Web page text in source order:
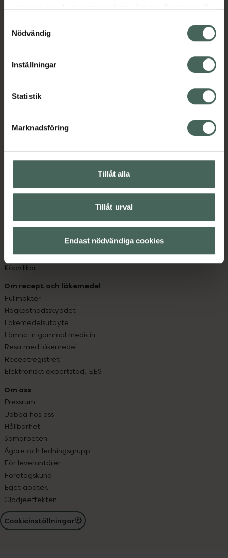
återkalla ditt samtycke via webbplatsens
cookieinställningar. Ett återkallat samtycke påverkar inte
lagligheten av behandling som skett innan återkallelsen.
Nödvändig
Inställningar
Statistik
Marknadsföring
Tillåt alla
Tillåt urval
Endast nödvändiga cookies
EAN:05031676000556
syd till Lappland i norr, och online i mobilen och på
datorn. Oavsett vem du är så är det vårt uppdrag att
hjälpa just dig att må lite bättre. Välkommen att prata
med oss.
Hitta apotek
Leverans, betalning och retur
Kundklubb
Sajtens tillgänglighet
App
Köpvillkor
Om recept och läkemedel
Fullmakter
Högkostnadsskyddet
Läkemedelsutbyte
Lämna in gammal medicin
Resa med läkemedel
Receptregistret
Elektroniskt expertstöd, EES
Om oss
Pressrum
Jobba hos oss
Hållbarhet
Samarbeten
Ägare och ledningsgrupp
För leverantörer
Företagskund
Eget apotek
Glädjeeffekten
Cookieinställningar